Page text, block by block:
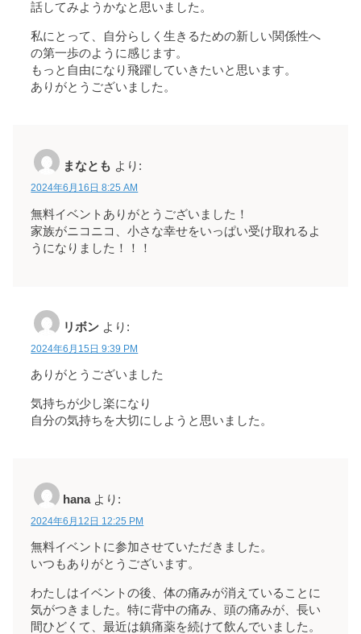
話してみようかなと思いました。
私にとって、自分らしく生きるための新しい関係性へ
の第一歩のように感じます。
もっと自由になり飛躍していきたいと思います。
ありがとうございました。
まなとも より:
2024年6月16日 8:25 AM
無料イベントありがとうございました！
家族がニコニコ、小さな幸せをいっぱい受け取れるよ
うになりました！！！
リボン より:
2024年6月15日 9:39 PM
ありがとうございました
気持ちが少し楽になり
自分の気持ちを大切にしようと思いました。
hana より:
2024年6月12日 12:25 PM
無料イベントに参加させていただきました。
いつもありがとうございます。
わたしはイベントの後、体の痛みが消えていることに
気がつきました。特に背中の痛み、頭の痛みが、長い
間ひどくて、最近は鎮痛薬を続けて飲んでいました。